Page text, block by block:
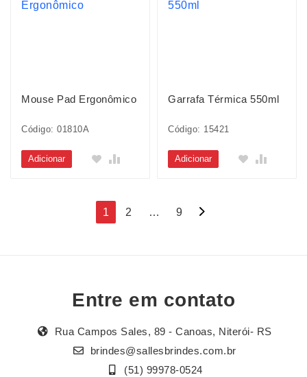
Mouse Pad Ergonômico
Código: 01810A
Adicionar
Garrafa Térmica 550ml
Código: 15421
Adicionar
Navegação
1 2 … 9
Entre em contato
Rua Campos Sales, 89 - Canoas, Niterói- RS
brindes@sallesbrindes.com.br
(51) 99978-0524